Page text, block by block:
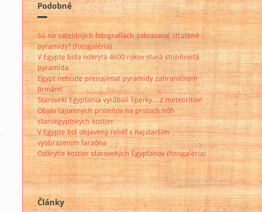
Podobné
Sú na satelitných fotografiách zobrazené stratené
pyramídy? (fotogaléria)
V Egypte bola odkrytá 4600 rokov stará stupňovitá
pyramída
Egypt nebude prenajímať pyramídy zahraničným
firmám!
Starovekí Egypťania vyrábali šperky... z meteoritov!
Objav tajomných prsteňov na prstoch nôh
staroegyptských kostier
V Egypte bol objavený reliéf s najstarším
vyobrazením faraóna
Odkrytie kostier starovekých Egypťanov (fotogaléria)
Články